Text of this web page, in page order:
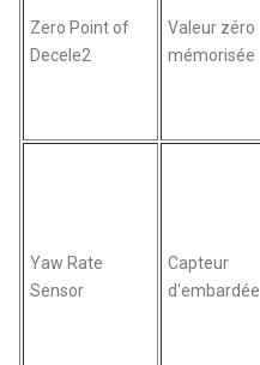
Zero Point of
Decele2
Valeur zéro
mémorisée
Yaw Rate
Sensor
Capteur
d'embardée